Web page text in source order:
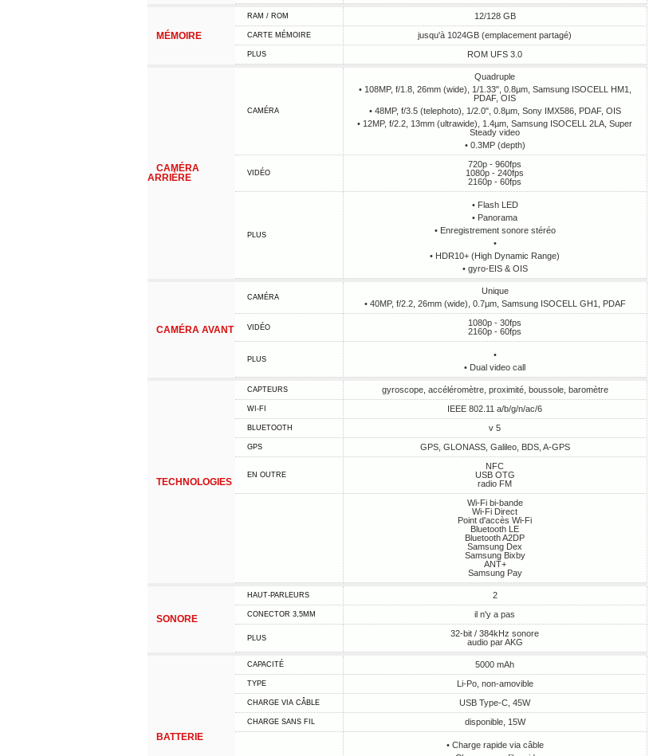
MÉMOIRE
RAM / ROM 12/128 GB
CARTE MÉMOIRE jusqu'à 1024GB (emplacement partagé)
PLUS ROM UFS 3.0
CAMÉRA
ARRIÈRE
CAMÉRA
Quadruple
• 108MP, f/1.8, 26mm (wide), 1/1.33", 0.8µm, Samsung ISOCELL HM1,
PDAF, OIS
• 48MP, f/3.5 (telephoto), 1/2.0", 0.8µm, Sony IMX586, PDAF, OIS
• 12MP, f/2.2, 13mm (ultrawide), 1.4µm, Samsung ISOCELL 2LA, Super
Steady video
• 0.3MP (depth)
VIDÉO
720p - 960fps
1080p - 240fps
2160p - 60fps
PLUS
• Flash LED
• Panorama
• Enregistrement sonore stéréo
•
• HDR10+ (High Dynamic Range)
• gyro-EIS & OIS
CAMÉRA AVANT
CAMÉRA
Unique
• 40MP, f/2.2, 26mm (wide), 0.7µm, Samsung ISOCELL GH1, PDAF
VIDÉO
1080p - 30fps
2160p - 60fps
PLUS
•
• Dual video call
TECHNOLOGIES
CAPTEURS gyroscope, accéléromètre, proximité, boussole, baromètre
WI-FI IEEE 802.11 a/b/g/n/ac/6
BLUETOOTH v 5
GPS GPS, GLONASS, Galileo, BDS, A-GPS
EN OUTRE
NFC
USB OTG
radio FM
Wi-Fi bi-bande
Wi-Fi Direct
Point d'accès Wi-Fi
Bluetooth LE
Bluetooth A2DP
Samsung Dex
Samsung Bixby
ANT+
Samsung Pay
SONORE
HAUT-PARLEURS 2
CONECTOR 3,5MM il n'y a pas
PLUS
32-bit / 384kHz sonore
audio par AKG
BATTERIE
CAPACITÉ 5000 mAh
TYPE Li-Po, non-amovible
CHARGE VIA CÂBLE USB Type-C, 45W
CHARGE SANS FIL disponible, 15W
• Charge rapide via câble